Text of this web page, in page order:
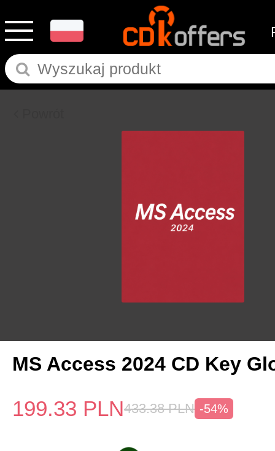
MS Access 2024 CD Key
199.33 PLN433.38 PLN -54%